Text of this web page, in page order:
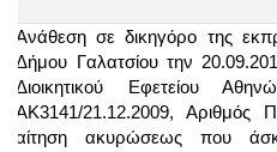
Ανάθεση σε δικηγόρο της
Δήμου Γαλατσίου την
Διοικητικού Εφετείου
ΑΚ3141/21.12.2009, Αριθμός
αίτηση ακυρώσεως που